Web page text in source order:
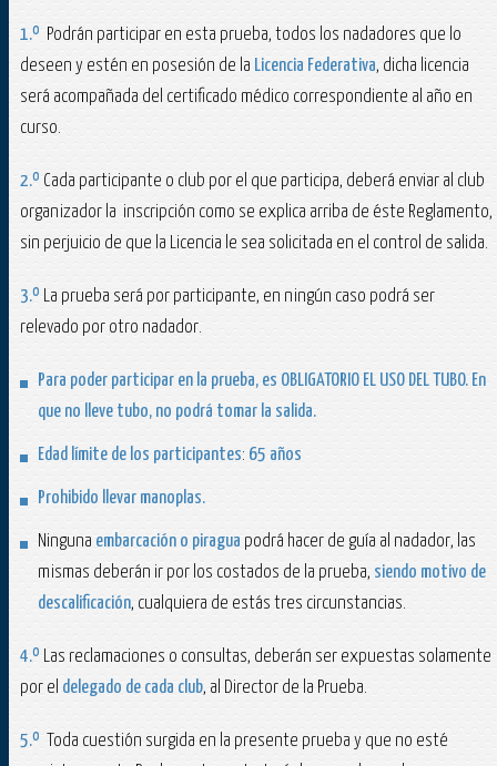
1.º Podrán participar en esta prueba, todos los nadadores que lo
deseen y estén en posesión de la Licencia Federativa, dicha licencia
será acompañada del certificado médico correspondiente al año en
curso.
2.º Cada participante o club por el que participa, deberá enviar al club
organizador la inscripción como se explica arriba de éste Reglamento,
sin perjuicio de que la Licencia le sea solicitada en el control de salida.
3.º La prueba será por participante, en ningún caso podrá ser
relevado por otro nadador.
Para poder participar en la prueba, es OBLIGATORIO EL USO DEL TUBO. En
que no lleve tubo, no podrá tomar la salida.
Edad límite de los participantes: 65 años
Prohibido llevar manoplas.
Ninguna embarcación o piragua podrá hacer de guía al nadador, las
mismas deberán ir por los costados de la prueba, siendo motivo de
descalificación, cualquiera de estás tres circunstancias.
4.º Las reclamaciones o consultas, deberán ser expuestas solamente
por el delegado de cada club, al Director de la Prueba.
5.º Toda cuestión surgida en la presente prueba y que no esté